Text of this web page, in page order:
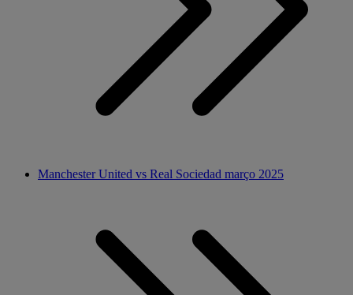
Manchester United vs Real Sociedad março 2025